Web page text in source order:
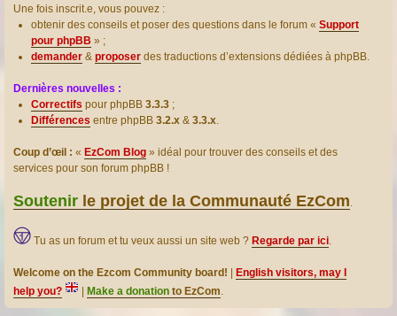
Une fois inscrit.e, vous pouvez :
obtenir des conseils et poser des questions dans le forum « Support
pour phpBB » ;
demander & proposer des traductions d’extensions dédiées à phpBB.
Dernières nouvelles :
Correctifs pour phpBB 3.3.3 ;
Différences entre phpBB 3.2.x & 3.3.x.
Coup d’œil : « EzCom Blog » idéal pour trouver des conseils et des
services pour son forum phpBB !
Soutenir le projet de la Communauté EzCom.
Tu as un forum et tu veux aussi un site web ? Regarde par ici.
Welcome on the Ezcom Community board!
English visitors, may I
help you?
Make a donation to EzCom.